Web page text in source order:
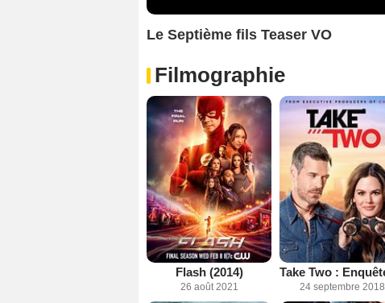
Le Septième fils Teaser VO
Filmographie
Flash (2014)
26 août 2021 24 septembre 2018